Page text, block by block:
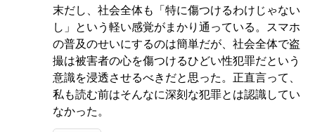
末だし、社会全体も「特に傷つけるわけじゃない
し」という軽い感覚がまかり通っている。スマホ
の普及のせいにするのは簡単だが、社会全体で盗
撮は被害者の心を傷つけるひどい性犯罪だという
意識を浸透させるべきだと思った。正直言って、
私も読む前はそんなに深刻な犯罪とは認識してい
なかった。